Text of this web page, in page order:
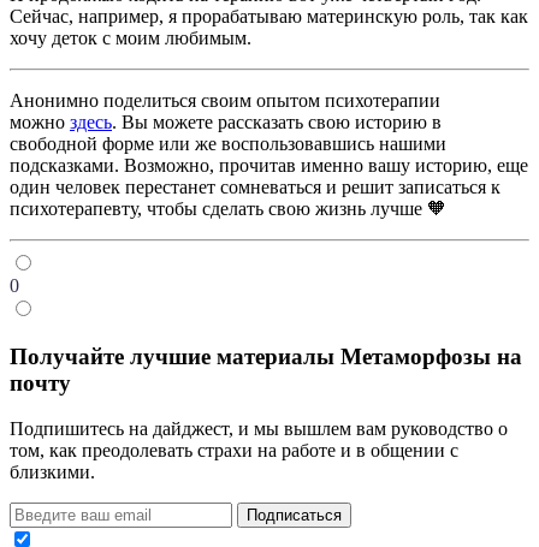
Сейчас, например, я прорабатываю материнскую роль, так как
хочу деток с моим любимым.
Анонимно поделиться своим опытом психотерапии
можно здесь. Вы можете рассказать свою историю в
свободной форме или же воспользовавшись нашими
подсказками. Возможно, прочитав именно вашу историю, еще
один человек перестанет сомневаться и решит записаться к
психотерапевту, чтобы сделать свою жизнь лучше 🧡
0
Получайте лучшие материалы Метаморфозы на
почту
Подпишитесь на дайджест, и мы вышлем вам руководство о
том, как преодолевать страхи на работе и в общении с
близкими.
Подписаться